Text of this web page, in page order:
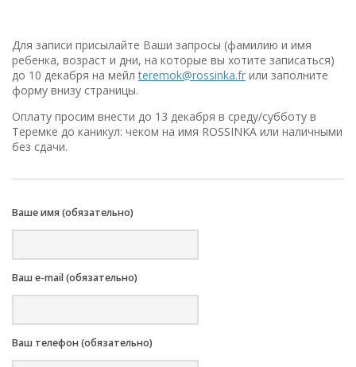
Для записи присылайте Ваши запросы (фамилию и имя
ребенка, возраст и дни, на которые вы хотите записаться)
до 10 декабря на мейлteremok@rossinka.fr или заполните
форму внизу страницы.
Оплату просим внести до 13 декабря в среду/субботу в
Теремке до каникул: чеком на имя ROSSINKA или наличными
без сдачи.
Ваше имя (обязательно)
Ваш e-mail (обязательно)
Ваш телефон (обязательно)